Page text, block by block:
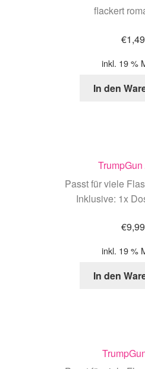
flackert
€1,49
inkl. 19 %
In den
Passt für viele
Inklusive: 1x
€9,99
inkl. 19 %
In den